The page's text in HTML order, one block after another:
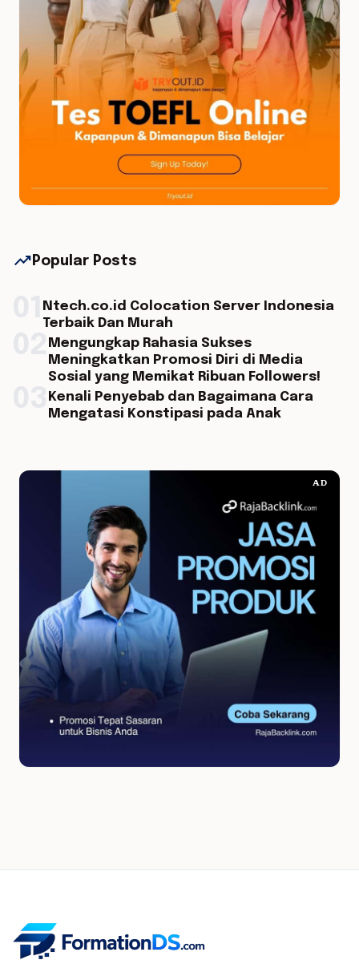
trending_up Popular Posts
Ntech.co.id Colocation Server Indonesia
Terbaik Dan Murah
Mengungkap Rahasia Sukses
Meningkatkan Promosi Diri di Media
Sosial yang Memikat Ribuan Followers!
Kenali Penyebab dan Bagaimana Cara
Mengatasi Konstipasi pada Anak
AD